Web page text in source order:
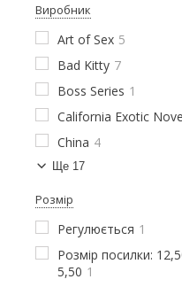
Виробник
Art of Sex 5
Bad Kitty 7
Boss Series 1
California Exotic
China 4
Ще 17
Розмір
Регулюється 1
Розмір посилки:
5,50 1